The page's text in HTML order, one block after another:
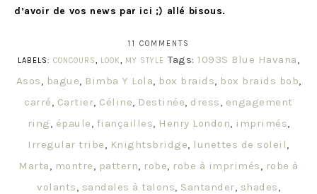
d’avoir de vos news par ici ;) allé bisous.
11 COMMENTS
LABELS: CONCOURS, LOOK, MY STYLE Tags: 1093S Blue Havana,
Asos, bague, Bimba Y Lola, box braids, box braids bob,
carré, Cartier, Céline, Destinée, dress, engagement
ring, épaule, fiançailles, Henry London, imprimés,
Irregular tribe, Knightsbridge, lunettes de soleil,
Marta, montre, pattern, robe, robe à imprimés, robe à
volants, sandales à talons, Santander, shades,